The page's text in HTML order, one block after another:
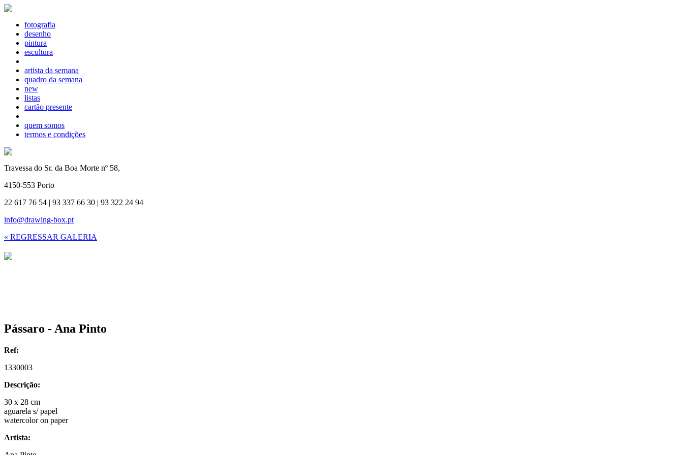
fotografia
desenho
pintura
escultura
artista da semana
quadro da semana
new
listas
cartão presente
quem somos
termos e condições
Travessa do Sr. da Boa Morte nº 58,
4150-553 Porto
22 617 76 54 | 93 337 66 30 | 93 322 24 94
info@drawing-box.pt
« REGRESSAR GALERIA
Pássaro - Ana Pinto
Ref:
1330003
Descrição:
30 x 28 cm
aguarela s/ papel
watercolor on paper
Artista: